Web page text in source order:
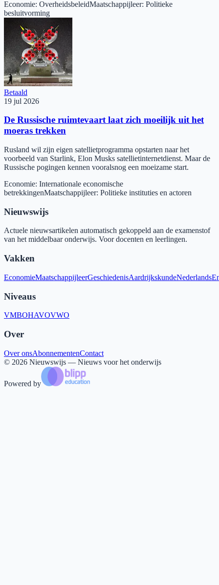
Economie: OverheidsbeleidMaatschappijleer: Politieke
besluitvorming
Betaald
19 jul 2026
De Russische ruimtevaart laat zich moeilijk uit het
moeras trekken
Rusland wil zijn eigen satellietprogramma opstarten naar het
voorbeeld van Starlink, Elon Musks satellietinternetdienst. Maar de
Russische pogingen kennen vooralsnog een moeizame start.
Economie: Internationale economische
betrekkingenMaatschappijleer: Politieke instituties en actoren
Nieuwswijs
Actuele nieuwsartikelen automatisch gekoppeld aan de examenstof
van het middelbaar onderwijs. Voor docenten en leerlingen.
Vakken
EconomieMaatschappijleerGeschiedenisAardrijkskundeNederlands
Niveaus
VMBOHAVOVWO
Over
Over onsAbonnementenContact
© 2026 Nieuwswijs — Nieuws voor het onderwijs
Powered by